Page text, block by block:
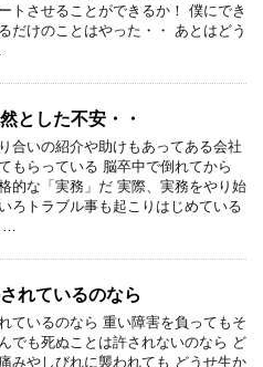
トさせることができるか！ 僕にでき
だけのことはやった・・ あとはどう
とした不安・・
合いの紹介や助けもあってある会社
もらっている 脳卒中で倒れてから
的な「実務」だ 実際、実務をやり始
ろトラブル事も起こりはじめている
れているのなら
ているのなら 重い障害を負ってもそ
でも死ぬことは許されないのなら ど
みやしびれに襲われても どうせ生か